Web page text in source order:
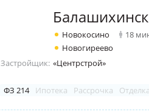
Новокосино
18
Новогиреево
Застройщик: «Центрстрой»
ФЗ 214 Ипотека Рассрочка